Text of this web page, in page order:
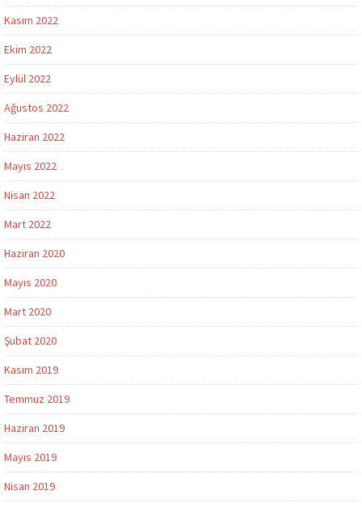
Kasım 2022
Ekim 2022
Eylül 2022
Ağustos 2022
Haziran 2022
Mayıs 2022
Nisan 2022
Mart 2022
Haziran 2020
Mayıs 2020
Mart 2020
Şubat 2020
Kasım 2019
Temmuz 2019
Haziran 2019
Mayıs 2019
Nisan 2019